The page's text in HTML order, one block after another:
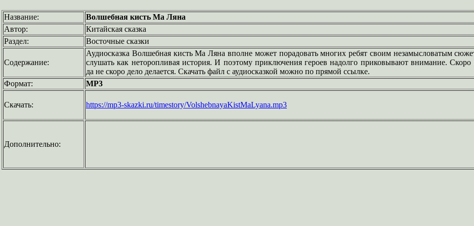
Название:
Волшебная кисть Ма Ляна
Автор:
Китайская сказка
Раздел:
Восточные сказки
Содержание:
Аудиосказка Волшебная кисть Ма Ляна вполне может порадовать многих ребят своим незамысловатым
слушать как неторопливая история. И поэтому приключения героев надолго приковывают внимание. Скоро
да не скоро дело делается. Скачать файл с аудиосказкой можно по прямой ссылке.
Формат:
MP3
Скачать: https://mp3-skazki.ru/timestory/VolshebnayaKistMaLyana.mp3
Дополнительно: